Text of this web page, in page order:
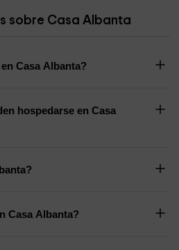
sobre Casa Albanta
Casa Albanta?
hospedarse en Casa
Casa Albanta?